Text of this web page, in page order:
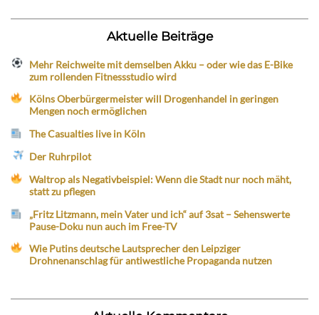
Aktuelle Beiträge
Mehr Reichweite mit demselben Akku – oder wie das E-Bike
zum rollenden Fitnessstudio wird
Kölns Oberbürgermeister will Drogenhandel in geringen
Mengen noch ermöglichen
The Casualties live in Köln
Der Ruhrpilot
Waltrop als Negativbeispiel: Wenn die Stadt nur noch mäht,
statt zu pflegen
„Fritz Litzmann, mein Vater und ich“ auf 3sat – Sehenswerte
Pause-Doku nun auch im Free-TV
Wie Putins deutsche Lautsprecher den Leipziger
Drohnenanschlag für antiwestliche Propaganda nutzen